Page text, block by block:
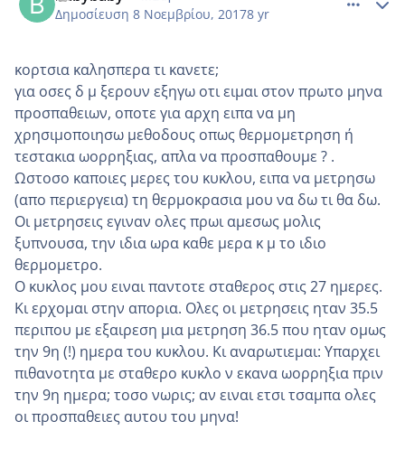
Δημοσίευση 8 Νοεμβρίου, 20178 yr
κορτσια καλησπερα τι κανετε;
για οσες δ μ ξερουν εξηγω οτι ειμαι στον πρωτο μηνα
προσπαθειων, οποτε για αρχη ειπα να μη
χρησιμοποιησω μεθοδους οπως θερμομετρηση ή
τεστακια ωορρηξιας, απλα να προσπαθουμε ? .
Ωστοσο καποιες μερες του κυκλου, ειπα να μετρησω
(απο περιεργεια) τη θερμοκρασια μου να δω τι θα δω.
Οι μετρησεις εγιναν ολες πρωι αμεσως μολις
ξυπνουσα, την ιδια ωρα καθε μερα κ μ το ιδιο
θερμομετρο.
Ο κυκλος μου ειναι παντοτε σταθερος στις 27 ημερες.
Κι ερχομαι στην απορια. Ολες οι μετρησεις ηταν 35.5
περιπου με εξαιρεση μια μετρηση 36.5 που ηταν ομως
την 9η (!) ημερα του κυκλου. Κι αναρωτιεμαι: Υπαρχει
πιθανοτητα με σταθερο κυκλο ν εκανα ωορρηξια πριν
την 9η ημερα; τοσο νωρις; αν ειναι ετσι τσαμπα ολες
οι προσπαθειες αυτου του μηνα!